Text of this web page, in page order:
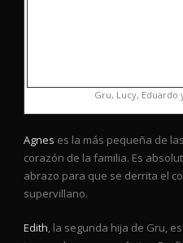
Gru, Lucy,
Agnes es la más pequeña de
corazón de la familia. Es
abrazo para que se derrita el
supervillano.
Edith, la segunda hija de Gru,